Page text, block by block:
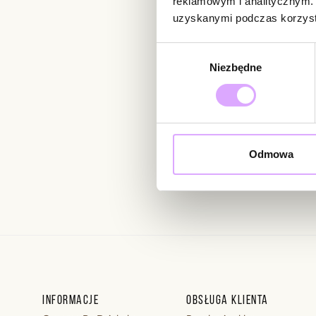
uzyskanymi podczas
Niezbędne
Odmowa
Wprowadzając i
Informacje Obsługa klienta